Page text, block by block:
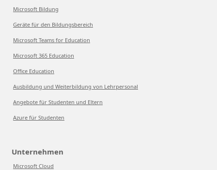
Microsoft Bildung
Geräte für den Bildungsbereich
Microsoft Teams for Education
Microsoft 365 Education
Office Education
Ausbildung und Weiterbildung von Lehrpersonal
Angebote für Studenten und Eltern
Azure für Studenten
Unternehmen
Microsoft Cloud